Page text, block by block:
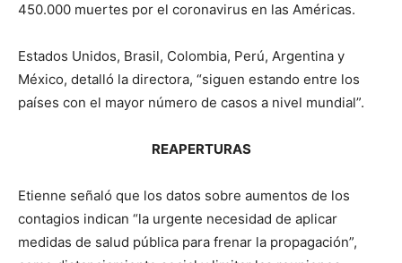
450.000 muertes por el coronavirus en las Américas.
Estados Unidos, Brasil, Colombia, Perú, Argentina y
México, detalló la directora, “siguen estando entre los
países con el mayor número de casos a nivel mundial”.
REAPERTURAS
Etienne señaló que los datos sobre aumentos de los
contagios indican “la urgente necesidad de aplicar
medidas de salud pública para frenar la propagación”,